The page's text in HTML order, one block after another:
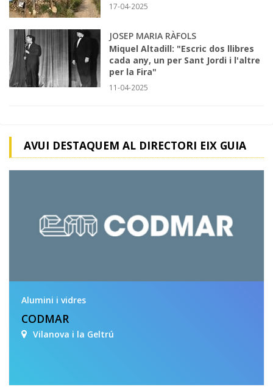
17-04-2025
JOSEP MARIA RÀFOLS
Miquel Altadill: "Escric dos llibres
cada any, un per Sant Jordi i l'altre
per la Fira"
11-04-2025
AVUI DESTAQUEM AL DIRECTORI EIX GUIA
Alumini i vidres
CODMAR
Vilanova i la Geltrú